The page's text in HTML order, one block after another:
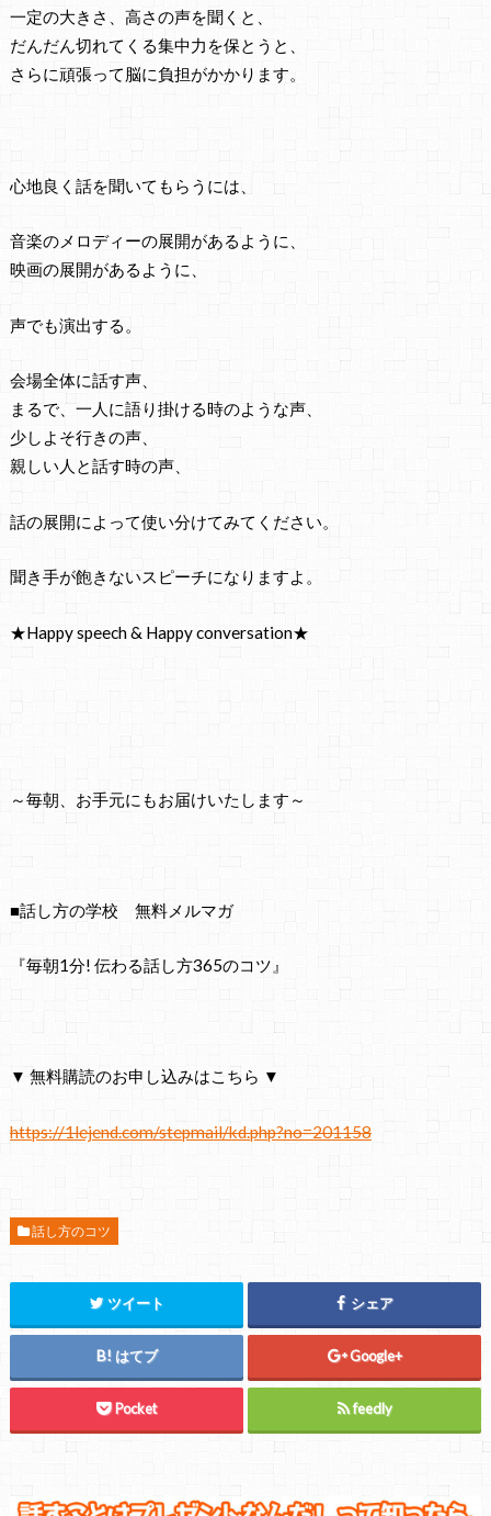
一定の大きさ、高さの声を聞くと、
だんだん切れてくる集中力を保とうと、
さらに頑張って脳に負担がかかります。
心地良く話を聞いてもらうには、
音楽のメロディーの展開があるように、
映画の展開があるように、
声でも演出する。
会場全体に話す声、
まるで、一人に語り掛ける時のような声、
少しよそ行きの声、
親しい人と話す時の声、
話の展開によって使い分けてみてください。
聞き手が飽きないスピーチになりますよ。
★Happy speech & Happy conversation★
～毎朝、お手元にもお届けいたします～
■話し方の学校 無料メルマガ
『毎朝1分! 伝わる話し方365のコツ』
▼ 無料購読のお申し込みはこちら ▼
https://1lejend.com/stepmail/kd.php?no=201158
話し方のコツ
ツイート シェア
はてブ Google+
Pocket feedly